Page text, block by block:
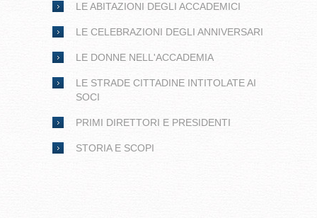
LE ABITAZIONI DEGLI ACCADEMICI
LE CELEBRAZIONI DEGLI ANNIVERSARI
LE DONNE NELL'ACCADEMIA
LE STRADE CITTADINE INTITOLATE AI
SOCI
PRIMI DIRETTORI E PRESIDENTI
STORIA E SCOPI